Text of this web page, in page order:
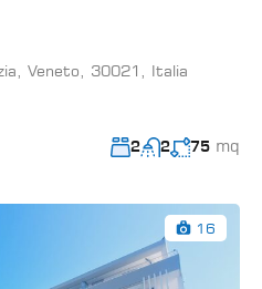
Veneto, 30021, Italia
2 2 75 mq
16